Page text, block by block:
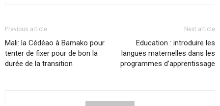
Previous article
Mali: la Cédéao à Bamako pour
tenter de fixer pour de bon la
durée de la transition
Next article
Education : introduire les
langues maternelles dans les
programmes d’apprentissage